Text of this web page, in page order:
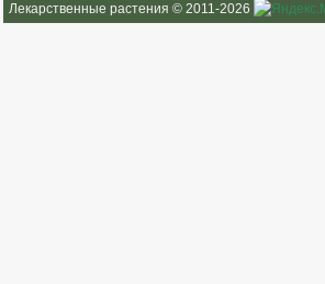
Лекарственные растения © 2011-2026